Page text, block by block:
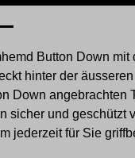
Button Down mit
hinter der
Down angebrachten
sicher und geschützt
jederzeit für Sie